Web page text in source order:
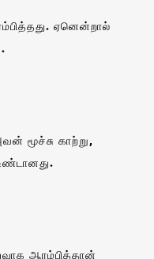
ஏனென்றால்
மூச்சு காற்று,
ஆரம்பித்தான்